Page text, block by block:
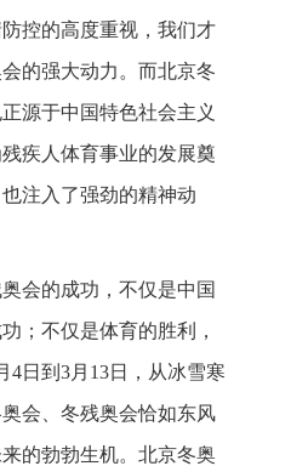
控的高度重视，我们才
的强大动力。而北京冬
源于中国特色社会主义
疾人体育事业的发展奠
注入了强劲的精神动
会的成功，不仅是中国
；不仅是体育的胜利，
4日到3月13日，从冰雪寒
会、冬残奥会恰如东风
的勃勃生机。北京冬奥